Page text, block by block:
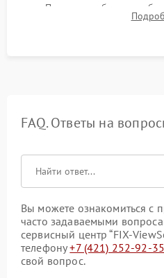
Проверка
DisplayPort, VGA) и кнопок
FAQ. Ответы на
Вы можете ознакомиться с
часто задаваемыми
сервисный центр “FIX-
телефону+7 (421) 252-92-35
свой вопрос.